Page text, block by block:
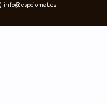
info@espejomat.es